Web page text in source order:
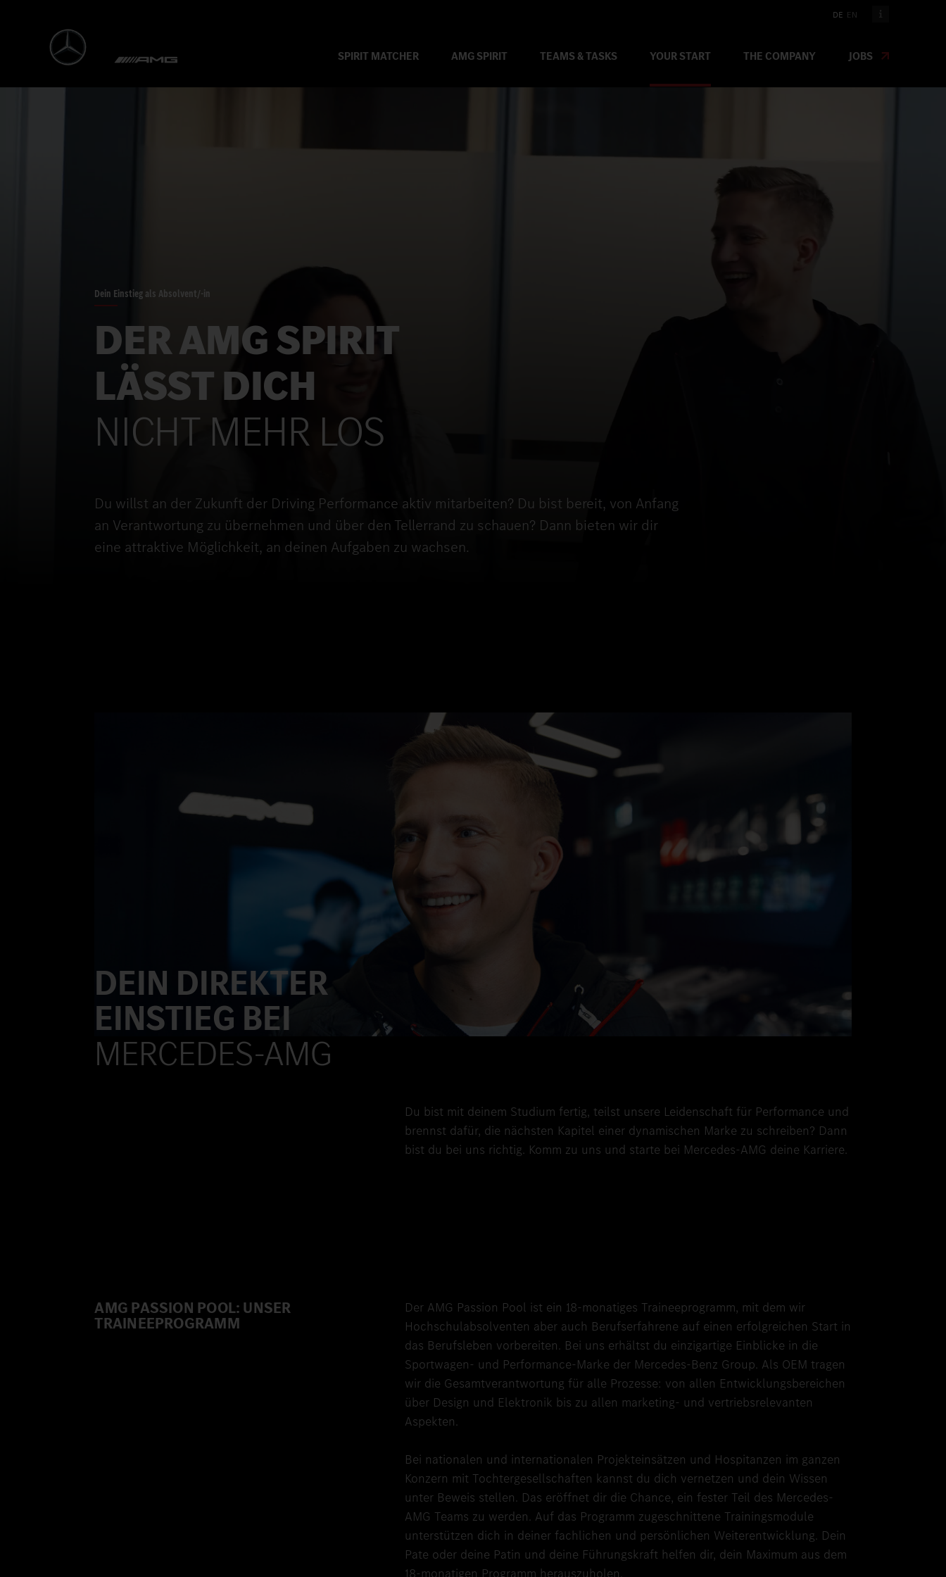
SPIRIT MATCHER AMG SPIRIT TEAMS & TASKS YOUR START THE COMPANY JOBS
DE EN
Dein Einstieg als Absolvent/-in
DER AMG SPIRIT
LÄSST DICH
NICHT MEHR LOS
Du willst an der Zukunft der Driving Performance aktiv mitarbeiten? Du bist bereit, von Anfang
an Verantwortung zu übernehmen und über den Tellerrand zu schauen? Dann bieten wir dir
eine attraktive Möglichkeit, an deinen Aufgaben zu wachsen.
DEIN DIREKTER
EINSTIEG BEI
MERCEDES-AMG
Du bist mit deinem Studium fertig, teilst unsere Leidenschaft für Performance und
brennst dafür, die nächsten Kapitel einer dynamischen Marke zu schreiben? Dann
bist du bei uns richtig. Komm zu uns und starte bei Mercedes-AMG deine Karriere.
AMG PASSION POOL: UNSER
TRAINEEPROGRAMM
Der AMG Passion Pool ist ein 18-monatiges Traineeprogramm, mit dem wir
Hochschulabsolventen aber auch Berufserfahrene auf einen erfolgreichen Start in
das Berufsleben vorbereiten. Bei uns erhältst du einzigartige Einblicke in die
Sportwagen- und Performance-Marke der Mercedes-Benz Group. Als OEM tragen
wir die Gesamtverantwortung für alle Prozesse: von allen Entwicklungsbereichen
über Design und Elektronik bis zu allen marketing- und vertriebsrelevanten
Aspekten.
Bei nationalen und internationalen Projekteinsätzen und Hospitanzen im ganzen
Konzern mit Tochtergesellschaften kannst du dich vernetzen und dein Wissen
unter Beweis stellen. Das eröffnet dir die Chance, ein fester Teil des Mercedes-
AMG Teams zu werden. Auf das Programm zugeschnittene Trainingsmodule
unterstützen dich in deiner fachlichen und persönlichen Weiterentwicklung. Dein
Pate oder deine Patin und deine Führungskraft helfen dir, dein Maximum aus dem
18-monatigen Programm herauszuholen.